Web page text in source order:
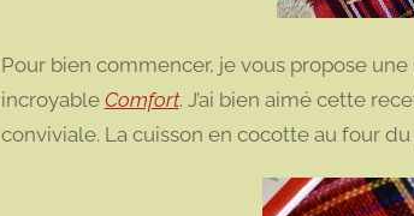
Pour bien commencer, je vous propose
incroyable Comfort. J’ai bien aimé cette
conviviale. La cuisson en cocotte au four